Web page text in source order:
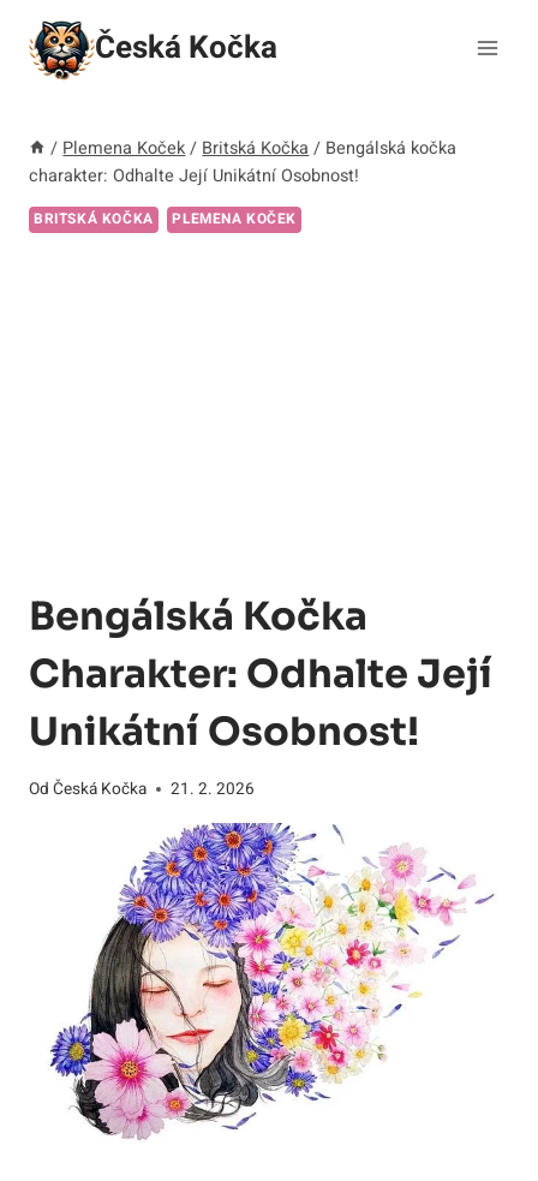
Přeskočit
obsah
Česká Kočka
/ Plemena Koček / Britská Kočka / Bengálská kočka
charakter: Odhalte Její Unikátní Osobnost!
BRITSKÁ KOČKA PLEMENA KOČEK
Bengálská Kočka
Charakter: Odhalte Její
Unikátní Osobnost!
Od Česká Kočka 21. 2. 2026